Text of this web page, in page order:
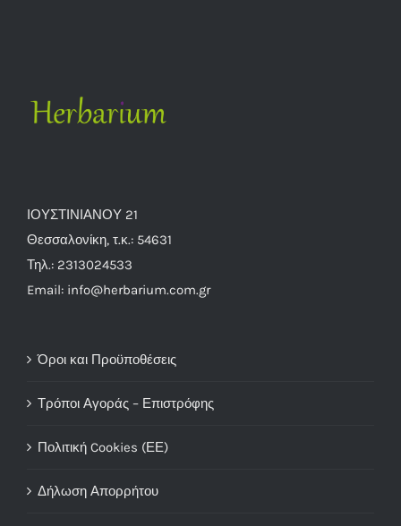
ΙΟΥΣΤΙΝΙΑΝΟΥ 21
Θεσσαλονίκη, τ.κ.: 54631
Τηλ.: 2313024533
Email: info@herbarium.com.gr
Όροι και Προϋποθέσεις
Τρόποι Αγοράς – Επιστρόφης
Πολιτική Cookies (ΕΕ)
Δήλωση Απορρήτου